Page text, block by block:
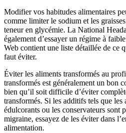
Modifier vos habitudes alimentaires
comme limiter le sodium et les
teneur en glycémie. La National
également d’essayer un régime à
Web contient une liste détaillée de ce
faut éviter.
Éviter les aliments transformés au
transformés est généralement un bon
bien qu’il soit difficile d’éviter
transformés. Si les additifs tels que les
édulcorants ou les conservateurs sont
migraine, essayez de les éviter dans
alimentation.